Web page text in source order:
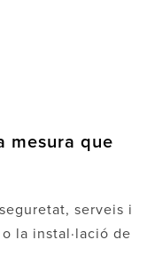
mesura que
serveis i
la instal·lació de